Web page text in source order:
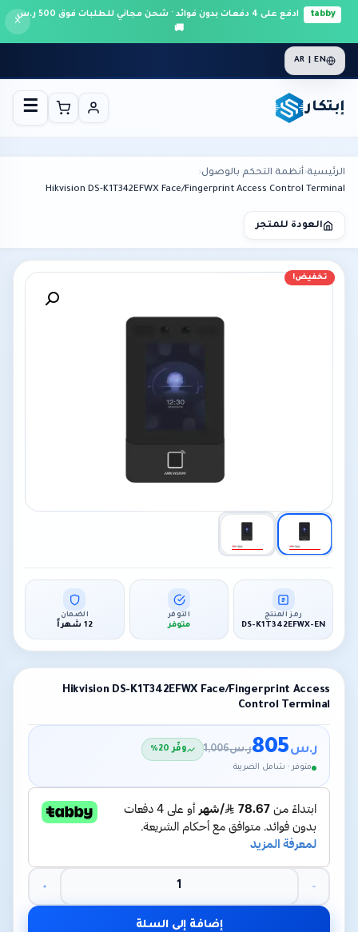
tabby
ادفع على 4 دفعات بدون فوائد · شحن مجاني للطلبات فوق 500 ر.س
🚚
×
AR | EN
إبتكار ☰
الرئيسية›أنظمة التحكم بالوصول›
Hikvision DS-K1T342EFWX Face/Fingerprint Access Control Terminal
العودة للمتجر
تخفيض!
رمز المنتج
DS-K1T342EFWX-EN
التوفر
متوفر
الضمان
12 شهراً
Hikvision DS-K1T342EFWX Face/Fingerprint Access
Control Terminal
ر.س805ر.س1,006 وفّر 20%
متوفر · شامل الضريبة
إضافة إلى السلة